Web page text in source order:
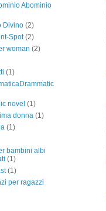
Abominio
Divino (2)
Spot (2)
woman (2)
(1)
novel (1)
donna (1)
(1)
bambini albi
(1)
(1)
per ragazzi